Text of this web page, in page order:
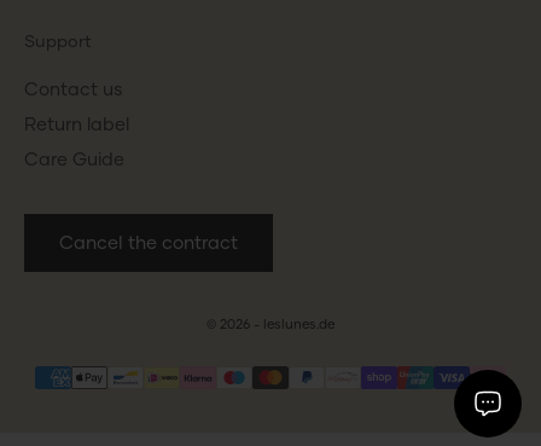
Support
Contact us
Return label
Care Guide
Cancel the contract
© 2026 - leslunes.de